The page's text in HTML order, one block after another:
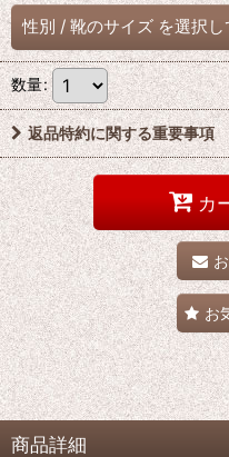
性別 / 靴のサイズ を選択
数量:
返品特約に関する重要事項
カ
お
商品詳細